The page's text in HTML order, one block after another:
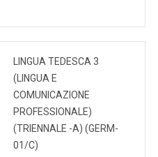
LINGUA TEDESCA 3
(LINGUA E
COMUNICAZIONE
PROFESSIONALE)
(TRIENNALE -A) (GERM-
01/C)